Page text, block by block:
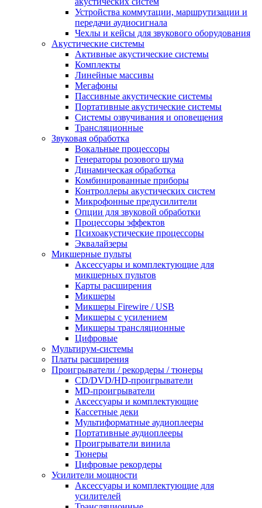
Устройства коммутации, маршрутизации и
передачи аудиосигнала
Чехлы и кейсы для звукового оборудования
Акустические системы
Активные акустические системы
Комплекты
Линейные массивы
Мегафоны
Пассивные акустические системы
Портативные акустические системы
Системы озвучивания и оповещения
Трансляционные
Звуковая обработка
Вокальные процессоры
Генераторы розового шума
Динамическая обработка
Комбинированные приборы
Контроллеры акустических систем
Микрофонные предусилители
Опции для звуковой обработки
Процессоры эффектов
Психоакустические процессоры
Эквалайзеры
Микшерные пульты
Аксессуары и комплектующие для
микшерных пультов
Карты расширения
Микшеры
Микшеры Firewire / USB
Микшеры с усилением
Микшеры трансляционные
Цифровые
Мультирум-системы
Платы расширения
Проигрыватели / рекордеры / тюнеры
CD/DVD/HD-проигрыватели
MD-проигрыватели
Аксессуары и комплектующие
Кассетные деки
Мультиформатные аудиоплееры
Портативные аудиоплееры
Проигрыватели винила
Тюнеры
Цифровые рекордеры
Усилители мощности
Аксессуары и комплектующие для
усилителей